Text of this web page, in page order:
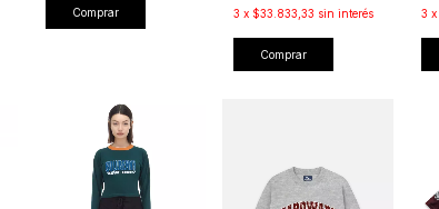
Comprar
3 x $33.833,33 sin interés
Comprar
3 x